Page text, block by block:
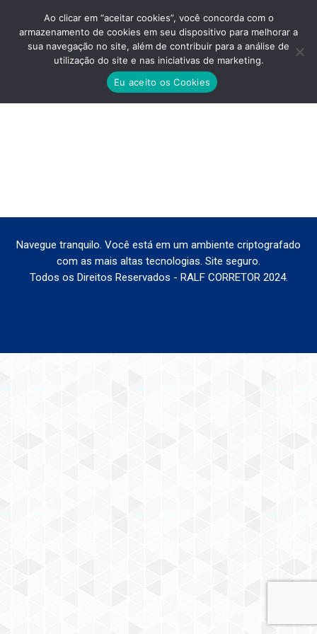
LINE-PARADA-INGLESA-VENDA
Você está aqui:
Navegue tranquilo. Você está em um ambiente criptografado
com as mais altas tecnologias. Site seguro.
Todos os Direitos Reservados - RALF CORRETOR 2024.
Ao clicar em “aceitar cookies”, você concorda com o
armazenamento de cookies em seu dispositivo para melhorar a
sua navegação no site, além de contribuir para a análise de
utilização do site e nas iniciativas de marketing.
Eu aceito os Cookies